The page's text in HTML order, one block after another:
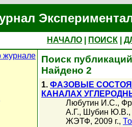
НАЧАЛО ПОИСК
Поиск
Найдено 2
1. ФАЗОВЫЕ
КАНАЛАХ
Любутин И.С.,
А.Г., Шубин Ю.В.,
ЖЭТФ, 2009 г.,